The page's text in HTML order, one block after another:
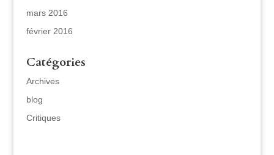
mars 2016
février 2016
Catégories
Archives
blog
Critiques